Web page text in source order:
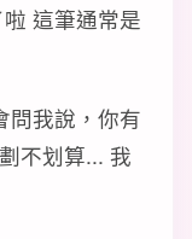
啦 這筆通常是
問我說，你有
不划算... 我